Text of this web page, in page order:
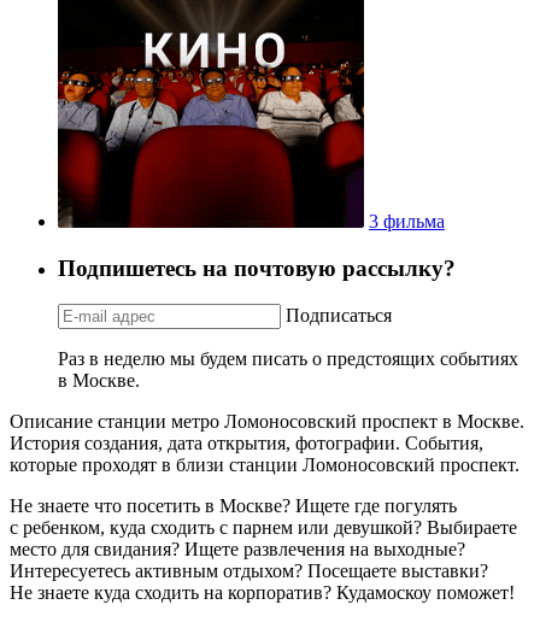
3 фильма
Подпишетесь на почтовую рассылку?
Подписаться
Раз в неделю мы будем писать о предстоящих событиях
в Москве.
Описание станции метро Ломоносовский проспект в Москве.
История создания, дата открытия, фотографии. События,
которые проходят в близи станции Ломоносовский проспект.
Не знаете что посетить в Москве? Ищете где погулять
с ребенком, куда сходить с парнем или девушкой? Выбираете
место для свидания? Ищете развлечения на выходные?
Интересуетесь активным отдыхом? Посещаете выставки?
Не знаете куда сходить на корпоратив? Кудамоскоу поможет!